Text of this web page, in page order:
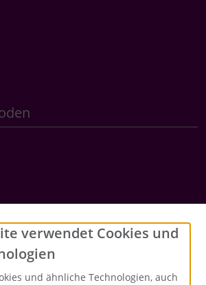
verwendet Cookies und
und ähnliche Technologien, auch